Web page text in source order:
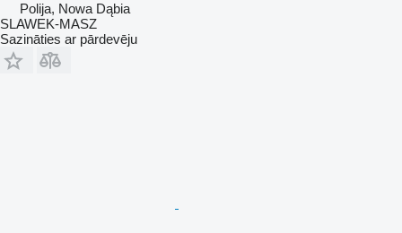
Polija, Nowa Dąbia
SLAWEK-MASZ
Sazināties ar pārdevēju